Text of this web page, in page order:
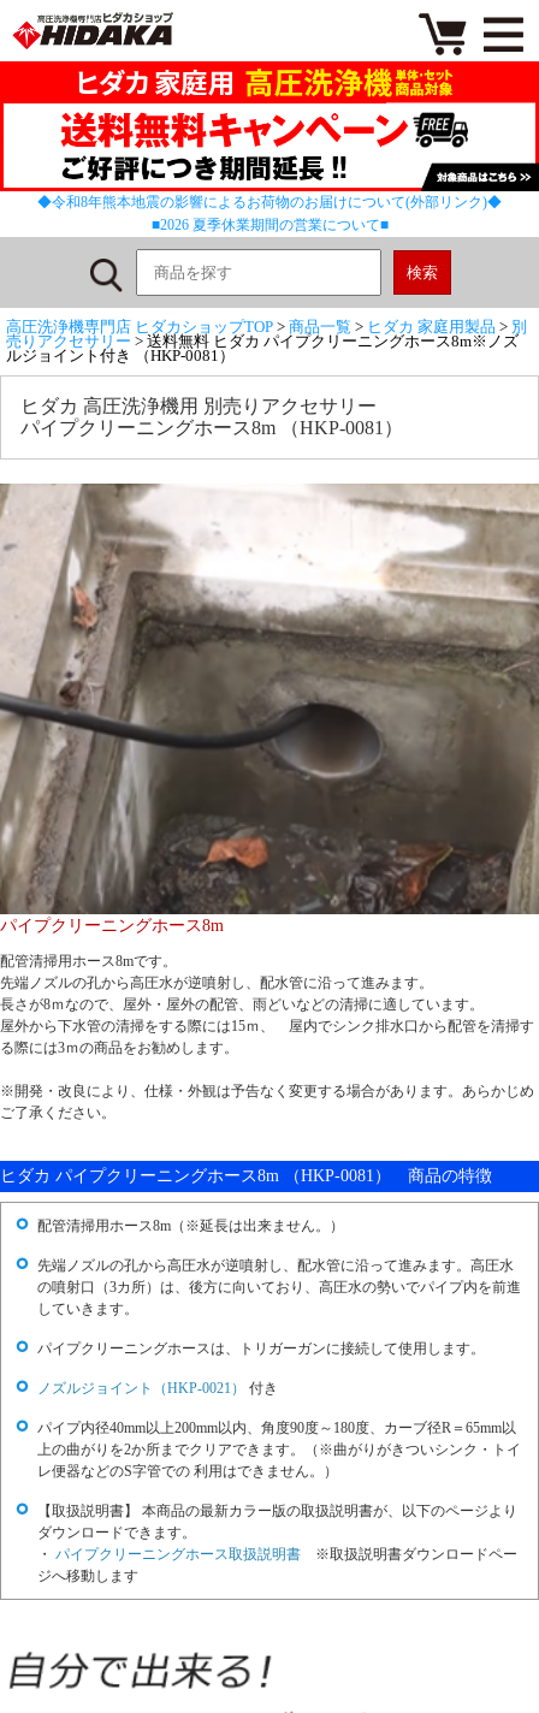
◆令和8年熊本地震の影響によるお荷物のお届けについて(外部リンク)◆
■2026 夏季休業期間の営業について■
高圧洗浄機専門店 ヒダカショップTOP > 商品一覧 > ヒダカ 家庭用製品 > 別
売りアクセサリー > 送料無料 ヒダカ パイプクリーニングホース8m※ノズ
ルジョイント付き （HKP-0081）
ヒダカ 高圧洗浄機用 別売りアクセサリー
パイプクリーニングホース8m （HKP-0081）
パイプクリーニングホース8m
配管清掃用ホース8mです。
先端ノズルの孔から高圧水が逆噴射し、配水管に沿って進みます。
長さが8ｍなので、屋外・屋外の配管、雨どいなどの清掃に適しています。
屋外から下水管の清掃をする際には15ｍ、 屋内でシンク排水口から配管を清掃す
る際には3ｍの商品をお勧めします。
※開発・改良により、仕様・外観は予告なく変更する場合があります。あらかじめ
ご了承ください。
ヒダカ パイプクリーニングホース8m （HKP-0081） 商品の特徴
配管清掃用ホース8m（※延長は出来ません。）
先端ノズルの孔から高圧水が逆噴射し、配水管に沿って進みます。高圧水
の噴射口（3カ所）は、後方に向いており、高圧水の勢いでパイプ内を前進
していきます。
パイプクリーニングホースは、トリガーガンに接続して使用します。
ノズルジョイント（HKP-0021） 付き
パイプ内径40mm以上200mm以内、角度90度～180度、カーブ径R＝65mm以
上の曲がりを2か所までクリアできます。（※曲がりがきついシンク・トイ
レ便器などのS字管での 利用はできません。）
【取扱説明書】 本商品の最新カラー版の取扱説明書が、以下のページより
ダウンロードできます。
・ パイプクリーニングホース取扱説明書 ※取扱説明書ダウンロードペー
ジへ移動します